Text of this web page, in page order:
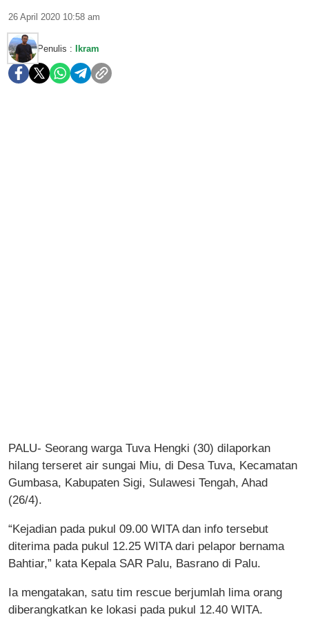
26 April 2020 10:58 am
Penulis : Ikram
PALU- Seorang warga Tuva Hengki (30) dilaporkan
hilang terseret air sungai Miu, di Desa Tuva, Kecamatan
Gumbasa, Kabupaten Sigi, Sulawesi Tengah, Ahad
(26/4).
“Kejadian pada pukul 09.00 WITA dan info tersebut
diterima pada pukul 12.25 WITA dari pelapor bernama
Bahtiar,” kata Kepala SAR Palu, Basrano di Palu.
Ia mengatakan, satu tim rescue berjumlah lima orang
diberangkatkan ke lokasi pada pukul 12.40 WITA.